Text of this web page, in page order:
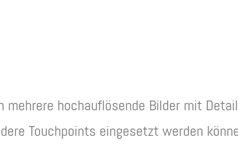
mehrere hochauflösende Bilder mit
Touchpoints eingesetzt werden